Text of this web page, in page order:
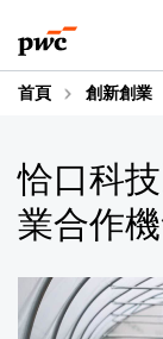
to
content
to
footer
首頁 創新創業
恰口科
業合作